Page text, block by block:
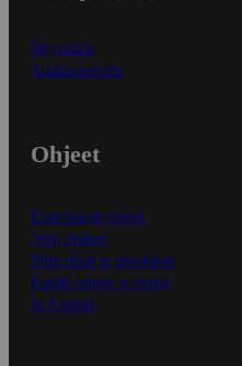
Myymälät
Asiakaspalvelu
Ohjeet
Ensitilaajan ohjeet
Näin maksat
Näin tilaat ja muokkaat
Kaikki ohjeet ja vinkit
In English